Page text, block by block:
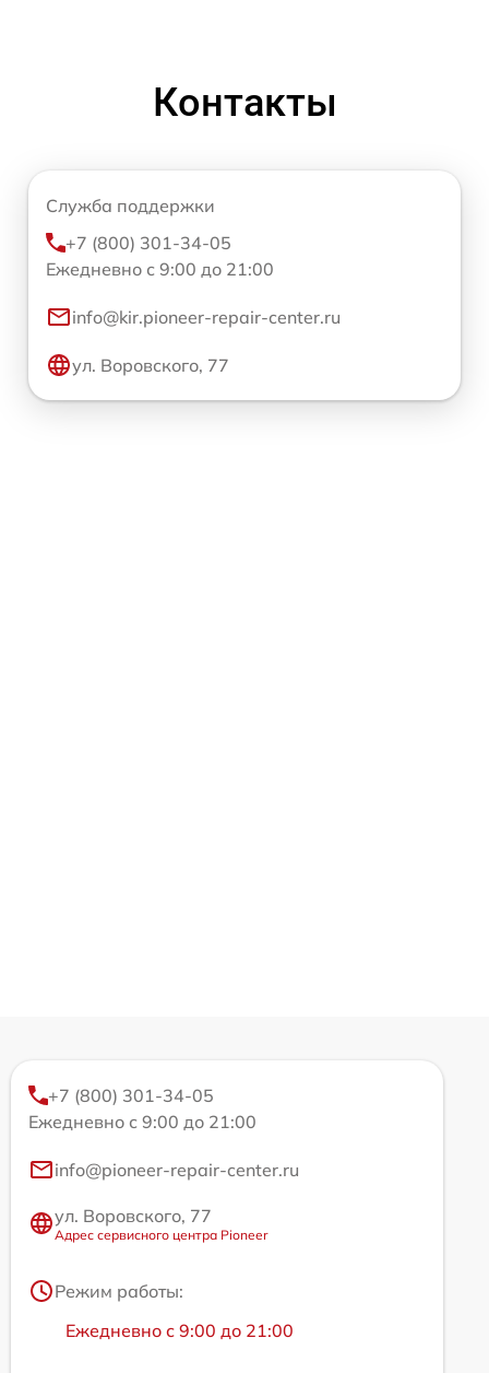
Контакты
Служба поддержки
+7 (800) 301-34-05
Ежедневно с 9:00 до 21:00
info@kir.pioneer-repair-center.ru
ул. Воровского, 77
+7 (800) 301-34-05
Ежедневно с 9:00 до 21:00
info@pioneer-repair-center.ru
ул. Воровского, 77
Адрес сервисного центра Pioneer
Режим работы:
Ежедневно с 9:00 до 21:00